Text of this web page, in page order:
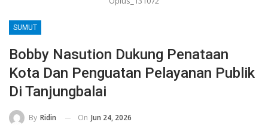
SUMUT
Bobby Nasution Dukung Penataan
Kota Dan Penguatan Pelayanan Publik
Di Tanjungbalai
By Ridin On Jun 24, 2026